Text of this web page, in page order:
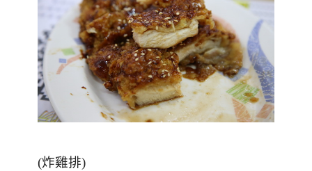
(炸雞排)